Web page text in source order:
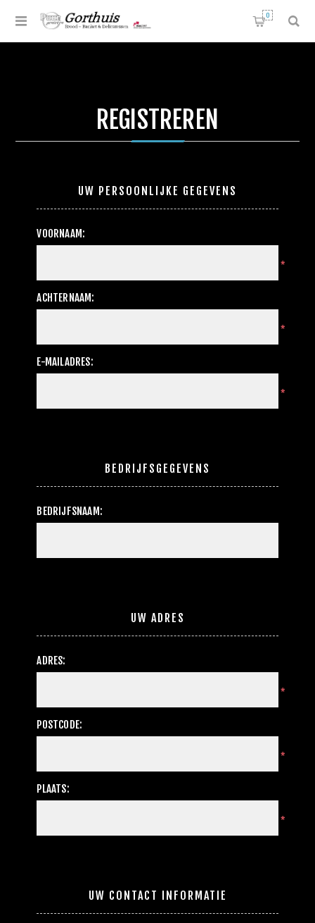
0
REGISTREREN
UW PERSOONLIJKE GEGEVENS
VOORNAAM:
*
ACHTERNAAM:
*
E-MAILADRES:
*
BEDRIJFSGEGEVENS
BEDRIJFSNAAM:
UW ADRES
ADRES:
*
POSTCODE:
*
PLAATS:
*
UW CONTACT INFORMATIE